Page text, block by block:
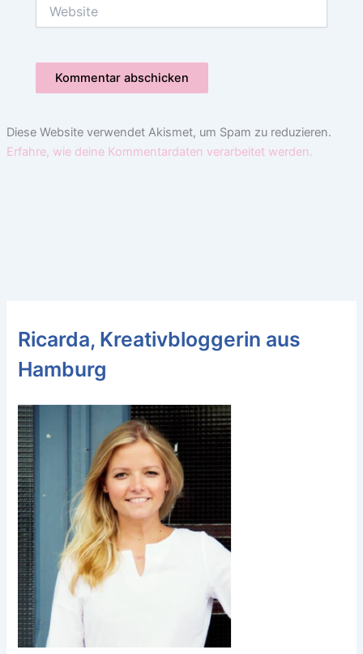
Diese Website verwendet Akismet, um Spam zu reduzieren.
Erfahre, wie deine Kommentardaten verarbeitet werden.
Ricarda, Kreativbloggerin aus
Hamburg